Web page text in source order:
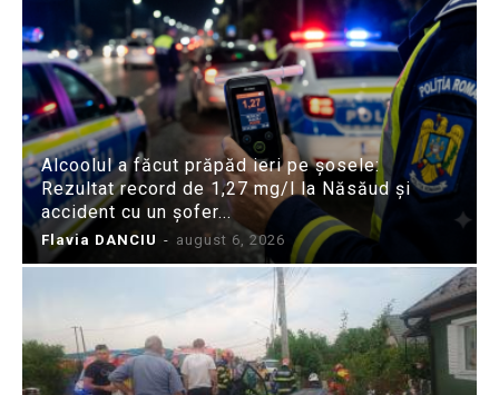
Alcoolul a făcut prăpăd ieri pe șosele:
Rezultat record de 1,27 mg/l la Năsăud și
accident cu un șofer...
Flavia DANCIU - august 6, 2026